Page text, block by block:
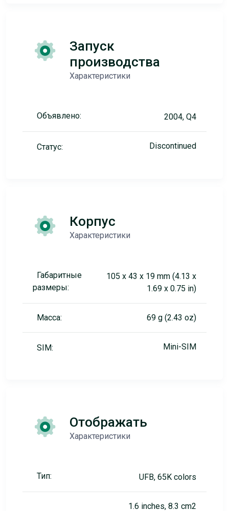
Запуск
производства
Характеристики
Объявлено: 2004, Q4
Статус: Discontinued
Корпус
Характеристики
Габаритные
размеры:
105 x 43 x 19 mm (4.13 x
1.69 x 0.75 in)
Масса: 69 g (2.43 oz)
SIM: Mini-SIM
Отображать
Характеристики
Тип: UFB, 65K colors
1.6 inches, 8.3 cm2